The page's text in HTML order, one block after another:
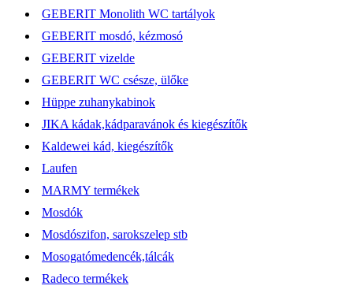
GEBERIT Monolith WC tartályok
GEBERIT mosdó, kézmosó
GEBERIT vizelde
GEBERIT WC csésze, ülőke
Hüppe zuhanykabinok
JIKA kádak,kádparavánok és kiegészítők
Kaldewei kád, kiegészítők
Laufen
MARMY termékek
Mosdók
Mosdószifon, sarokszelep stb
Mosogatómedencék,tálcák
Radeco termékek